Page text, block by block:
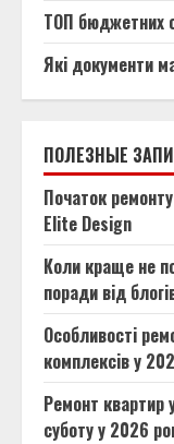
ТОП бюджетних
Які документи
ПОЛЕЗНЫЕ
Початок
Elite Design
Коли краще не
поради від
Особливості
комплексів у
Ремонт квартир
суботу у 2026